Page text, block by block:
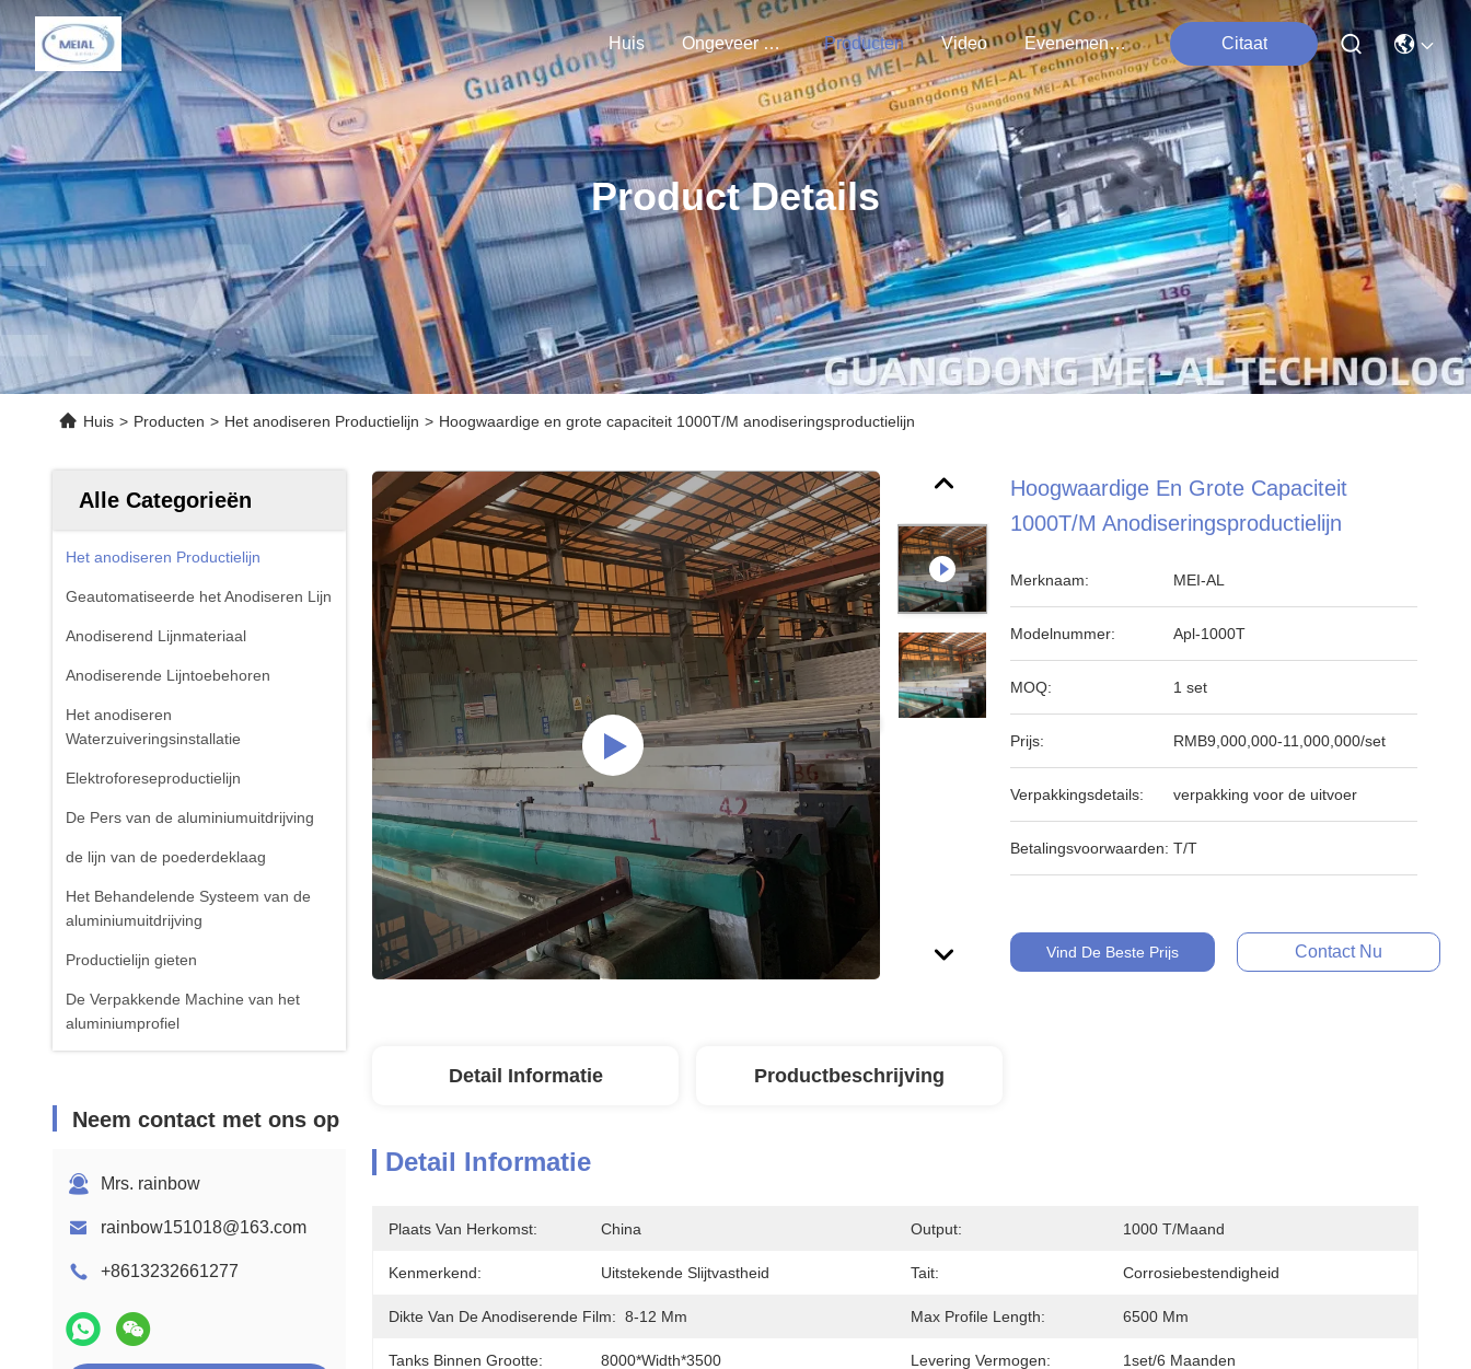
Huis Ongeveer Ons Producten Video Evenementen Citaat
Product Details
Huis > Producten > Het anodiseren Productielijn > Hoogwaardige en grote capaciteit 1000T/M anodiseringsproductielijn
Alle Categorieën
Het anodiseren Productielijn
Geautomatiseerde het Anodiseren Lijn
Anodiserend Lijnmateriaal
Anodiserende Lijntoebehoren
Het anodiseren
Waterzuiveringsinstallatie
Elektroforeseproductielijn
De Pers van de aluminiumuitdrijving
de lijn van de poederdeklaag
Het Behandelende Systeem van de
aluminiumuitdrijving
Productielijn gieten
De Verpakkende Machine van het
aluminiumprofiel
Neem contact met ons op
Mrs. rainbow
rainbow151018@163.com
+8613232661277
Hoogwaardige En Grote Capaciteit
1000T/M Anodiseringsproductielijn
Merknaam: MEI-AL
Modelnummer: Apl-1000T
MOQ: 1 set
Prijs: RMB9,000,000-11,000,000/set
Verpakkingsdetails: verpakking voor de uitvoer
Betalingsvoorwaarden: T/T
Vind De Beste Prijs Contact Nu
Detail Informatie Productbeschrijving
Detail Informatie
Plaats Van Herkomst: China Output: 1000 T/maand
Kenmerkend: Uitstekende Slijtvastheid Tait: Corrosiebestendigheid
Dikte Van De Anodiserende Film: 8-12 Μm Max Profile Length: 6500 Mm
Tanks Binnen Grootte: 8000*width*3500 Levering Vermogen: 1set/6 Maanden